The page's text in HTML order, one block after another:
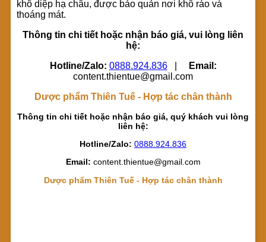
khô diệp hạ châu, được bảo quản nơi khô ráo và
thoáng mát.
Thông tin chi tiết hoặc nhận báo giá, vui lòng liên
hệ:
Hotline/Zalo: 0888.924.836|
Email:
content.thientue@gmail.com
Dược phẩm Thiên Tuế - Hợp tác chân thành
Thông tin chi tiết hoặc nhận báo giá, quý khách vui lòng
liên hệ:
Hotline/Zalo: 0888.924.836
Email: content.thientue@gmail.com
Dược phẩm Thiên Tuế - Hợp tác chân thành